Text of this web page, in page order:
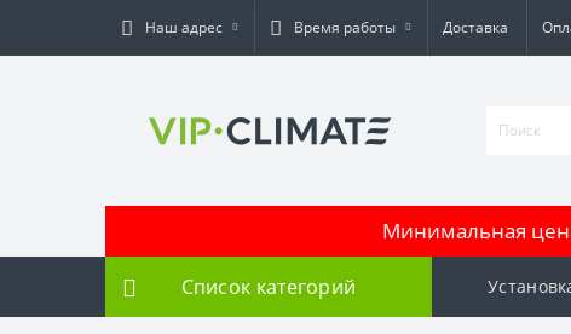
Наш адрес Время работы Доставка
Минимальная
Список категорий